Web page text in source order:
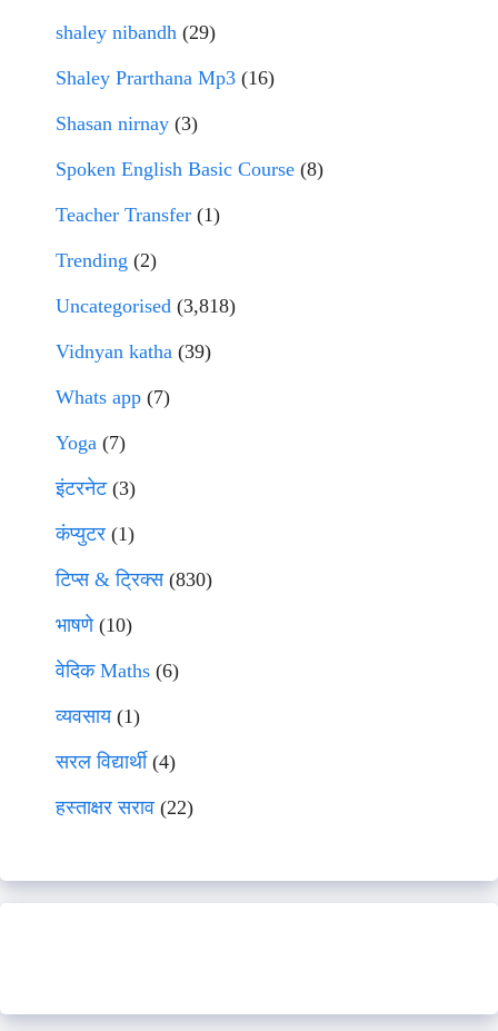
shaley nibandh (29)
Shaley Prarthana Mp3 (16)
Shasan nirnay (3)
Spoken English Basic Course (8)
Teacher Transfer (1)
Trending (2)
Uncategorised (3,818)
Vidnyan katha (39)
Whats app (7)
Yoga (7)
इंटरनेट(3)
कंप्युटर (1)
टिप्स & ट्रिक्स(830)
भाषणे(10)
वेदिक Maths (6)
व्यवसाय(1)
सरल विद्यार्थी(4)
हस्ताक्षर सराव (22)